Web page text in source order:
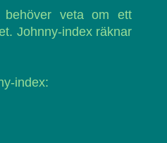
veta om ett
Johnny-index räknar
index: